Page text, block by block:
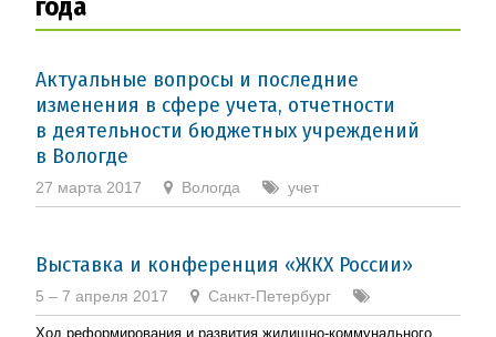
года
Актуальные вопросы и последние
изменения в сфере учета, отчетности
в деятельности бюджетных учреждений
в Вологде
27 марта 2017 Вологда учет
Выставка и конференция «ЖКХ России»
5 – 7 апреля 2017 Санкт-Петербург
Ход реформирования и развития жилищно-коммунального